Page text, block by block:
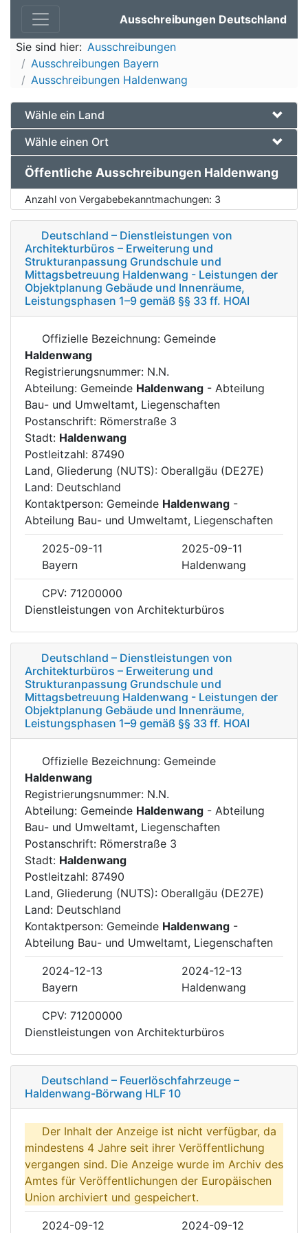
Ausschreibungen Deutschland
Sie sind hier: Ausschreibungen
Ausschreibungen Bayern
Ausschreibungen Haldenwang
Wähle ein Land
Wähle einen Ort
Öffentliche Ausschreibungen Haldenwang
Anzahl von Vergabebekanntmachungen: 3
Deutschland – Dienstleistungen von
Architekturbüros – Erweiterung und
Strukturanpassung Grundschule und
Mittagsbetreuung Haldenwang - Leistungen der
Objektplanung Gebäude und Innenräume,
Leistungsphasen 1–9 gemäß §§ 33 ff. HOAI
Offizielle Bezeichnung: Gemeinde
Haldenwang
Registrierungsnummer: N.N.
Abteilung: Gemeinde Haldenwang - Abteilung
Bau- und Umweltamt, Liegenschaften
Postanschrift: Römerstraße 3
Stadt: Haldenwang
Postleitzahl: 87490
Land, Gliederung (NUTS): Oberallgäu (DE27E)
Land: Deutschland
Kontaktperson: Gemeinde Haldenwang -
Abteilung Bau- und Umweltamt, Liegenschaften
2025-09-11
2025-09-11
Bayern
Haldenwang
CPV: 71200000
Dienstleistungen von Architekturbüros
Deutschland – Dienstleistungen von
Architekturbüros – Erweiterung und
Strukturanpassung Grundschule und
Mittagsbetreuung Haldenwang - Leistungen der
Objektplanung Gebäude und Innenräume,
Leistungsphasen 1–9 gemäß §§ 33 ff. HOAI
Offizielle Bezeichnung: Gemeinde
Haldenwang
Registrierungsnummer: N.N.
Abteilung: Gemeinde Haldenwang - Abteilung
Bau- und Umweltamt, Liegenschaften
Postanschrift: Römerstraße 3
Stadt: Haldenwang
Postleitzahl: 87490
Land, Gliederung (NUTS): Oberallgäu (DE27E)
Land: Deutschland
Kontaktperson: Gemeinde Haldenwang -
Abteilung Bau- und Umweltamt, Liegenschaften
2024-12-13
2024-12-13
Bayern
Haldenwang
CPV: 71200000
Dienstleistungen von Architekturbüros
Deutschland – Feuerlöschfahrzeuge –
Haldenwang-Börwang HLF 10
Der Inhalt der Anzeige ist nicht verfügbar, da
mindestens 4 Jahre seit ihrer Veröffentlichung
vergangen sind. Die Anzeige wurde im Archiv des
Amtes für Veröffentlichungen der Europäischen
Union archiviert und gespeichert.
2024-09-12 2024-09-12